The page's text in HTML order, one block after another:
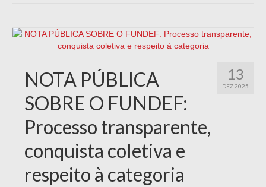
13
DEZ 2025
NOTA PÚBLICA
SOBRE O FUNDEF:
Processo transparente,
conquista coletiva e
respeito à categoria